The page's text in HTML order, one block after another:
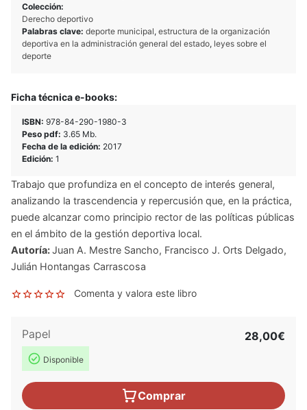
Colección:
Derecho deportivo
Palabras clave: deporte municipal, estructura de la organización
deportiva en la administración general del estado, leyes sobre el
deporte
Ficha técnica e-books:
ISBN: 978-84-290-1980-3
Peso pdf: 3.65 Mb.
Fecha de la edición: 2017
Edición: 1
Trabajo que profundiza en el concepto de interés general,
analizando la trascendencia y repercusión que, en la práctica,
puede alcanzar como principio rector de las políticas públicas
en el ámbito de la gestión deportiva local.
Autoría:Juan A. Mestre Sancho, Francisco J. Orts Delgado,
Julián Hontangas Carrascosa
Comenta y valora este libro
Papel
Disponible
28,00€
Comprar